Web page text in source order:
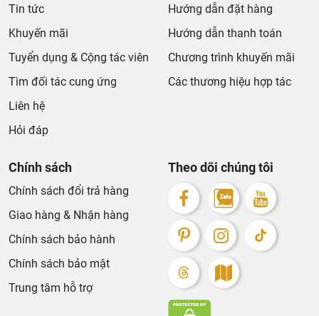
Tin tức
Khuyến mãi
Tuyển dụng & Cộng tác viên
Tìm đối tác cung ứng
Liên hệ
Hỏi đáp
Hướng dẫn đặt hàng
Hướng dẫn thanh toán
Chương trình khuyến mãi
Các thương hiệu hợp tác
Chính sách
Chính sách đổi trả hàng
Giao hàng & Nhận hàng
Chính sách bảo hành
Chính sách bảo mật
Trung tâm hỗ trợ
Theo dõi chúng tôi